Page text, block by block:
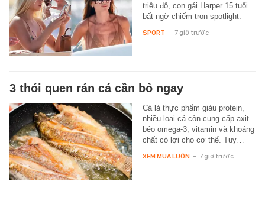
triệu đô, con gái Harper 15 tuổi
bất ngờ chiếm trọn spotlight.
SPORT - 7 giờ trước
3 thói quen rán cá cần bỏ ngay
Cá là thực phẩm giàu protein,
nhiều loại cá còn cung cấp axit
béo omega-3, vitamin và khoáng
chất có lợi cho cơ thể. Tuy…
XEM MUA LUÔN - 7 giờ trước